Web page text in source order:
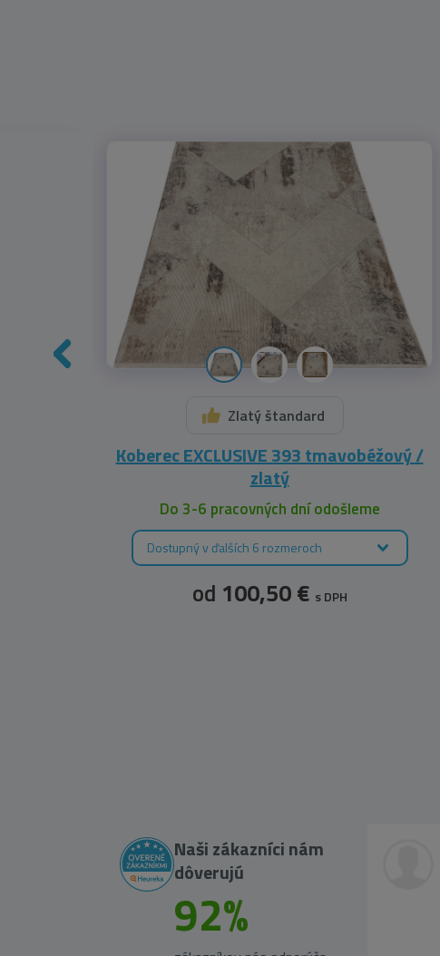
Zlatý štandard
Koberec EXCLUSIVE 393 tmavobéžový /
zlatý
Do 3-6 pracovných dní odošleme
Dostupný v ďalších 6 rozmeroch
od 100,50 € s DPH
Naši zákazníci nám
dôverujú
92%